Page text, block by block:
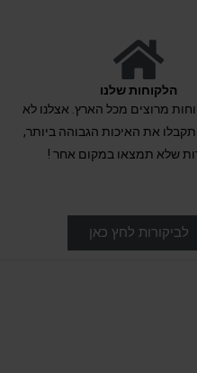
הלקוחות שלנו
לקוחות מרוצים מכל הארץ. אצלנו לא
את האיכות הגבוהה ביותר,
שלא תמצאו במקום אחר !
לביקורות לחץ כאן